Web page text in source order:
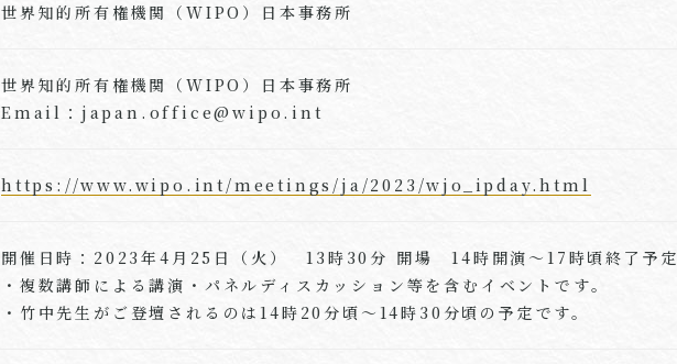
世界知的所有権機関（WIPO）日本事務所
世界知的所有権機関（WIPO）日本事務所
Email：japan.office@wipo.int
https://www.wipo.int/meetings/ja/2023/wjo_ipday.html
開催日時：2023年4月25日（火） 13時30分 開場 14時開演～17時頃終了予定
・複数講師による講演・パネルディスカッション等を含むイベントです。
・竹中先生がご登壇されるのは14時20分頃～14時30分頃の予定です。